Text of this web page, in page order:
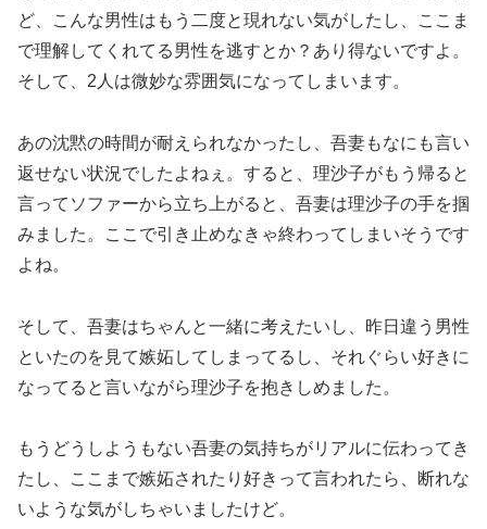
ど、こんな男性はもう二度と現れない気がしたし、ここま
で理解してくれてる男性を逃すとか？あり得ないですよ。
そして、2人は微妙な雰囲気になってしまいます。
あの沈黙の時間が耐えられなかったし、吾妻もなにも言い
返せない状況でしたよねぇ。すると、理沙子がもう帰ると
言ってソファーから立ち上がると、吾妻は理沙子の手を掴
みました。ここで引き止めなきゃ終わってしまいそうです
よね。
そして、吾妻はちゃんと一緒に考えたいし、昨日違う男性
といたのを見て嫉妬してしまってるし、それぐらい好きに
なってると言いながら理沙子を抱きしめました。
もうどうしようもない吾妻の気持ちがリアルに伝わってき
たし、ここまで嫉妬されたり好きって言われたら、断れな
いような気がしちゃいましたけど。